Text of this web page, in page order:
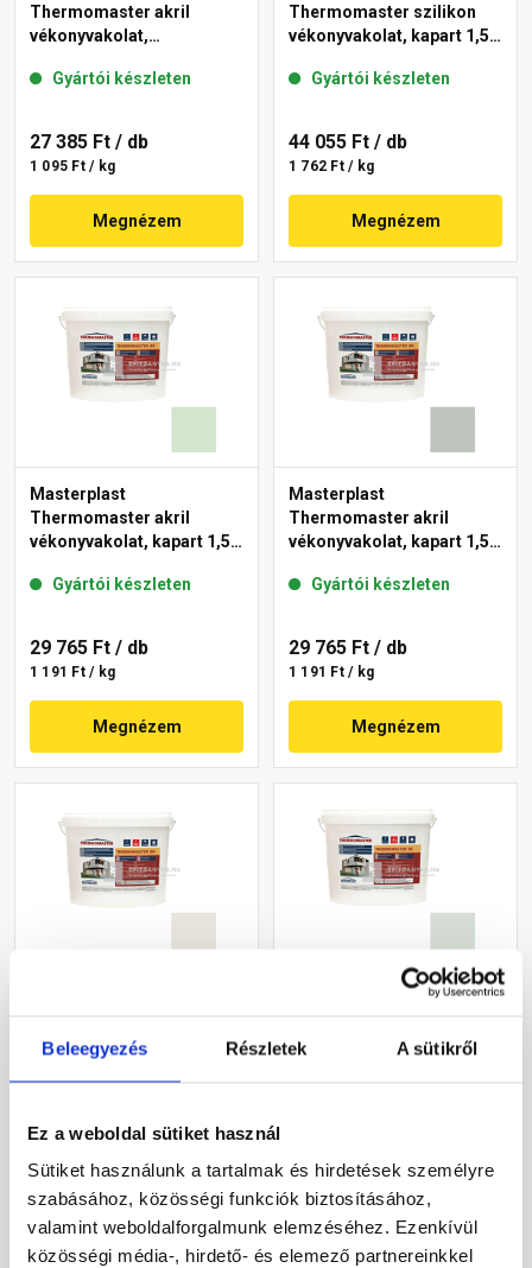
Beleegyezés Részletek A sütikről
Ez a weboldal sütiket használ
Sütiket használunk a tartalmak és hirdetések személyre
szabásához, közösségi funkciók biztosításához,
valamint weboldalforgalmunk elemzéséhez. Ezenkívül
közösségi média-, hirdető- és elemező partnereinkkel
Thermomaster akril
vékonyvakolat,
43-E 25 kg
Gyártói készleten
27 385 Ft / db
1 095 Ft / kg
Megnézem
Thermomaster szilikon
vékonyvakolat, kapart 1,5
Gyártói készleten
44 055 Ft / db
1 762 Ft / kg
Megnézem
Masterplast
Thermomaster akril
vékonyvakolat, kapart 1,5
Gyártói készleten
29 765 Ft / db
1 191 Ft / kg
Megnézem
Masterplast
Thermomaster akril
vékonyvakolat, kapart 1,5
Gyártói készleten
29 765 Ft / db
1 191 Ft / kg
Megnézem
vékonyvakolat, kapart 1,5
1 095 Ft / kg
Megnézem
vékonyvakolat, kapart 1,5
1 328 Ft / kg
Megnézem